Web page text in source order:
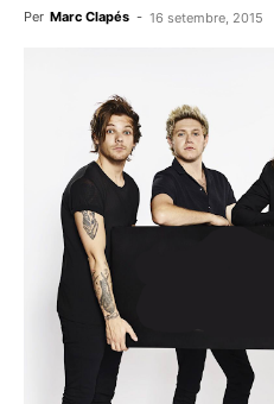
Per Marc Clapés - 16 setembre, 2015